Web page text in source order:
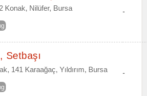
Konak, Nilüfer, Bursa -
Setbaşı
141 Karaağaç, Yıldırım, Bursa -